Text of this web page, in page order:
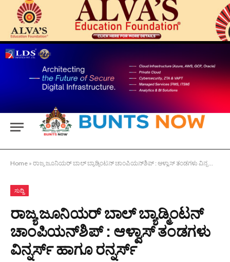
Home » ರಾಜ್ಯ ಜೂನಿಯರ್ ಬಾಲ್ ಬ್ಯಾಡ್ಮಿಂಟನ್ ಚಾಂಪಿಯನ್‌ಶಿಪ್ : ಆಳ್ವಾಸ್ ತಂಡಗಳು ವಿನ್ನರ್ಸ್ ಹಾಗೂ ರನ್ನರ್ಸ್
ಸುದ್ದಿ
ರಾಜ್ಯ ಜೂನಿಯರ್ ಬಾಲ್ ಬ್ಯಾಡ್ಮಿಂಟನ್
ಚಾಂಪಿಯನ್‌ಶಿಪ್ : ಆಳ್ವಾಸ್ ತಂಡಗಳು
ವಿನ್ನರ್ಸ್ ಹಾಗೂ ರನ್ನರ್ಸ್